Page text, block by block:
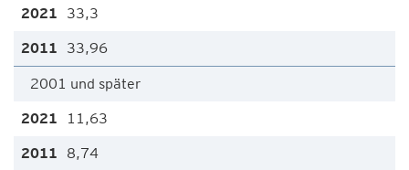
33,3
33,96
2001 und später
11,63
8,74